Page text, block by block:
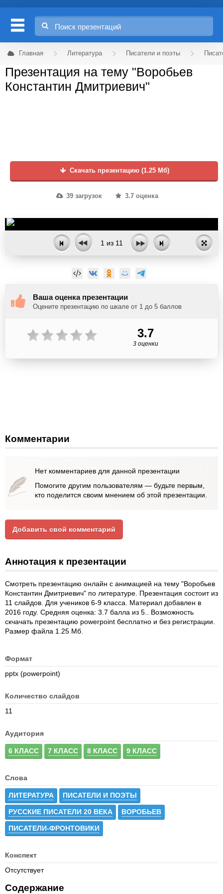
Главная Литература Писатели и поэты
Презентация на тему "Воробьев
Константин Дмитриевич"
Скачать презентацию (1.25 Мб)
39 загрузок 3.7 оценка
1 из 11
Ваша оценка презентации
Оцените презентацию по шкале от 1 до 5 баллов
3.7
3 оценки
Комментарии
Нет комментариев для данной презентации
Помогите другим пользователям — будьте первым,
кто поделится своим мнением об этой презентации.
Добавить свой комментарий
Аннотация к презентации
Смотреть презентацию онлайн с анимацией на тему "Воробьев
Константин Дмитриевич" по литературе. Презентация состоит из
11 слайдов. Для учеников 6-9 класса. Материал добавлен в
2016 году. Средняя оценка: 3.7 балла из 5.. Возможность
скчачать презентацию powerpoint бесплатно и без регистрации.
Размер файла 1.25 Мб.
Формат
pptx (powerpoint)
Количество слайдов
11
Аудитория
6 КЛАСС 7 КЛАСС 8 КЛАСС 9 КЛАСС
Слова
ЛИТЕРАТУРА ПИСАТЕЛИ И ПОЭТЫ
РУССКИЕ ПИСАТЕЛИ 20 ВЕКА ВОРОБЬЕВ
ПИСАТЕЛИ-ФРОНТОВИКИ
Конспект
Отсутствует
Содержание